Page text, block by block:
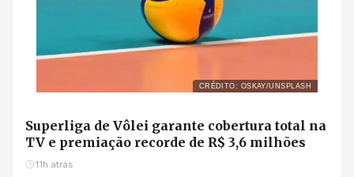
CRÉDITO: OSKAY/UNSPLASH
Superliga de Vôlei garante cobertura total na
TV e premiação recorde de R$ 3,6 milhões
11h atrás